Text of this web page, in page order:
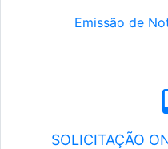
Emissão de
SOLICITAÇÃO